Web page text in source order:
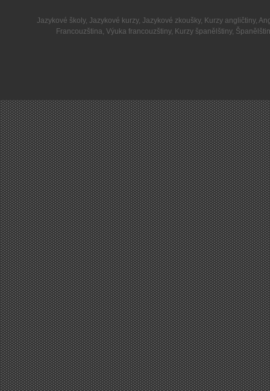
Jazykové školy, Jazykové kurzy, Jazykové zkoušky, Kurzy angličtiny,
Francouzština,Výuka francouzštiny, Kurzy španělštiny,